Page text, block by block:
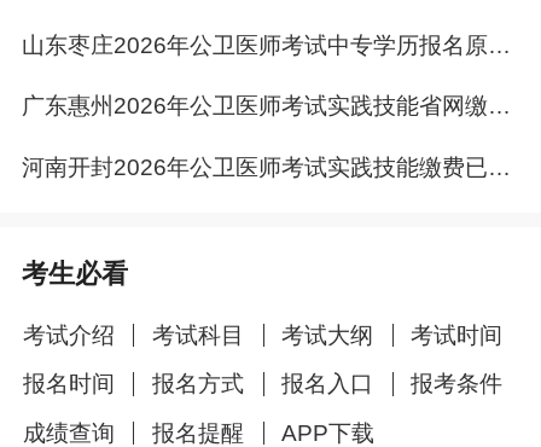
山东枣庄2026年公卫医师考试中专学历报名原件开始返回！
广东惠州2026年公卫医师考试实践技能省网缴费5月20日截止！
河南开封2026年公卫医师考试实践技能缴费已开始！速去！
考生必看
考试介绍 考试科目 考试大纲
考试时间
报名时间
报名方式 报名入口
报考条件
成绩查询
报名提醒 APP下载